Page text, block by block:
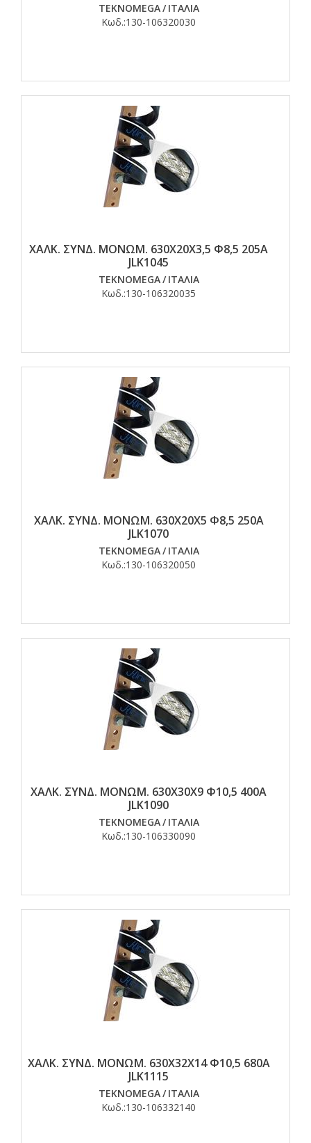
TEKNOMEGA/ ΙΤΑΛΙΑ
Κωδ.:130-106320030
ΧΑΛΚ. ΣΥΝΔ. ΜΟΝΩΜ. 630Χ20Χ3,5 Φ8,5 205Α
JLK1045
TEKNOMEGA/ ΙΤΑΛΙΑ
Κωδ.:130-106320035
ΧΑΛΚ. ΣΥΝΔ. ΜΟΝΩΜ. 630Χ20Χ5 Φ8,5 250Α
JLK1070
TEKNOMEGA/ ΙΤΑΛΙΑ
Κωδ.:130-106320050
ΧΑΛΚ. ΣΥΝΔ. ΜΟΝΩΜ. 630Χ30Χ9 Φ10,5 400Α
JLK1090
TEKNOMEGA/ ΙΤΑΛΙΑ
Κωδ.:130-106330090
ΧΑΛΚ. ΣΥΝΔ. ΜΟΝΩΜ. 630Χ32Χ14 Φ10,5 680Α
JLK1115
TEKNOMEGA/ ΙΤΑΛΙΑ
Κωδ.:130-106332140